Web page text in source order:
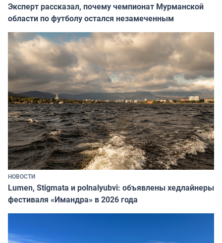
Эксперт рассказал, почему чемпионат Мурманской
области по футболу остался незамеченным
НОВОСТИ
Lumen, Stigmata и polnalyubvi: объявлены хедлайнеры
фестиваля «Имандра» в 2026 года